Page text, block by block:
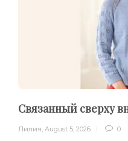
Связанный сверху
Лилия, August 5, 2026 0